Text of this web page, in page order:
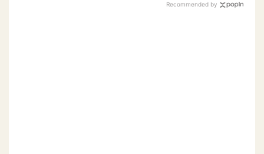
Recommended by